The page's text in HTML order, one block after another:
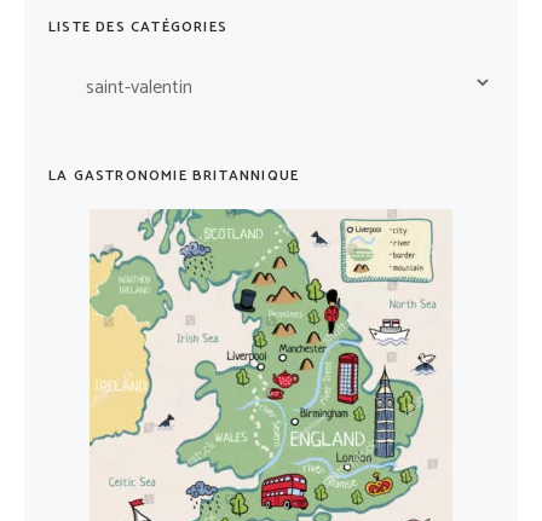
LISTE DES CATÉGORIES
catégories
LA GASTRONOMIE BRITANNIQUE